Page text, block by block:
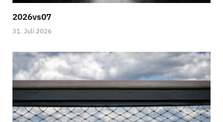
2026vs07
31. Juli 2026